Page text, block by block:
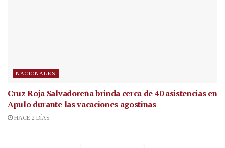
NACIONALES
Cruz Roja Salvadoreña brinda cerca de 40 asistencias en
Apulo durante las vacaciones agostinas
HACE 2 DÍAS